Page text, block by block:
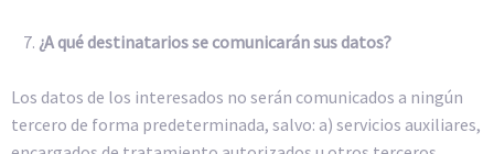
¿A qué destinatarios se comunicarán sus datos?
Los datos de los interesados no serán comunicados a ningún
tercero de forma predeterminada, salvo: a) servicios auxiliares,